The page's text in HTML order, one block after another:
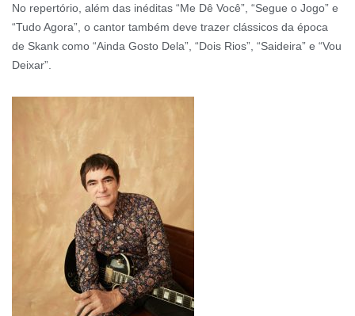
No repertório, além das inéditas “Me Dê Você”, “Segue o Jogo” e
“Tudo Agora”, o cantor também deve trazer clássicos da época
de Skank como “Ainda Gosto Dela”, “Dois Rios”, “Saideira” e “Vou
Deixar”.